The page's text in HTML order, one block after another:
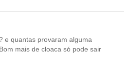
e quantas provaram alguma
mais de cloaca só pode sair